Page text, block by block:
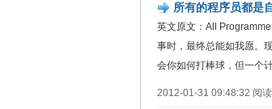
所有的程序员都是
英文原文：All
事时，最终总能如我愿。
会你如何打棒球，但一个
2012-01-31 09:48:32 阅读